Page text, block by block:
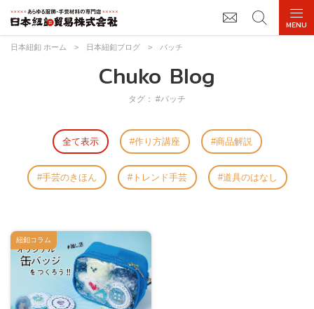
日本紐釦 ホーム > 日本紐釦ブログ > バッチ
Chuko Blog
タグ： #バッチ
全て表示 作り方講座 商品解説
手芸のきほん トレンド手芸 道具のはなし
紐釦コラム